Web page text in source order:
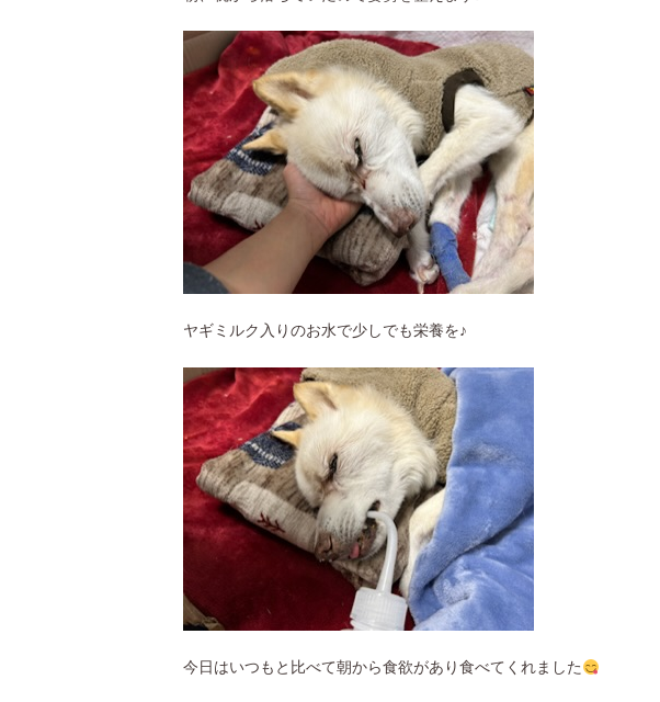
ヤギミルク入りのお水で少しでも栄養を♪
今日はいつもと比べて朝から食欲があり食べてくれました